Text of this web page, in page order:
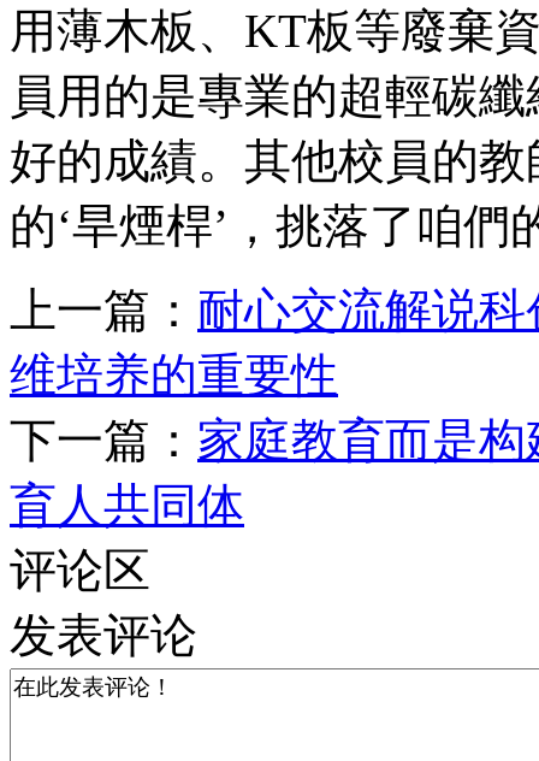
用薄木板、KT板等廢棄
員用的是專業的超輕碳
好的成績。其他校員的
的‘旱煙桿’，挑落了咱們
上一篇： 耐心交流解说
维培养的重要性
下一篇： 家庭教育而是
育人共同体
评论区
发表评论